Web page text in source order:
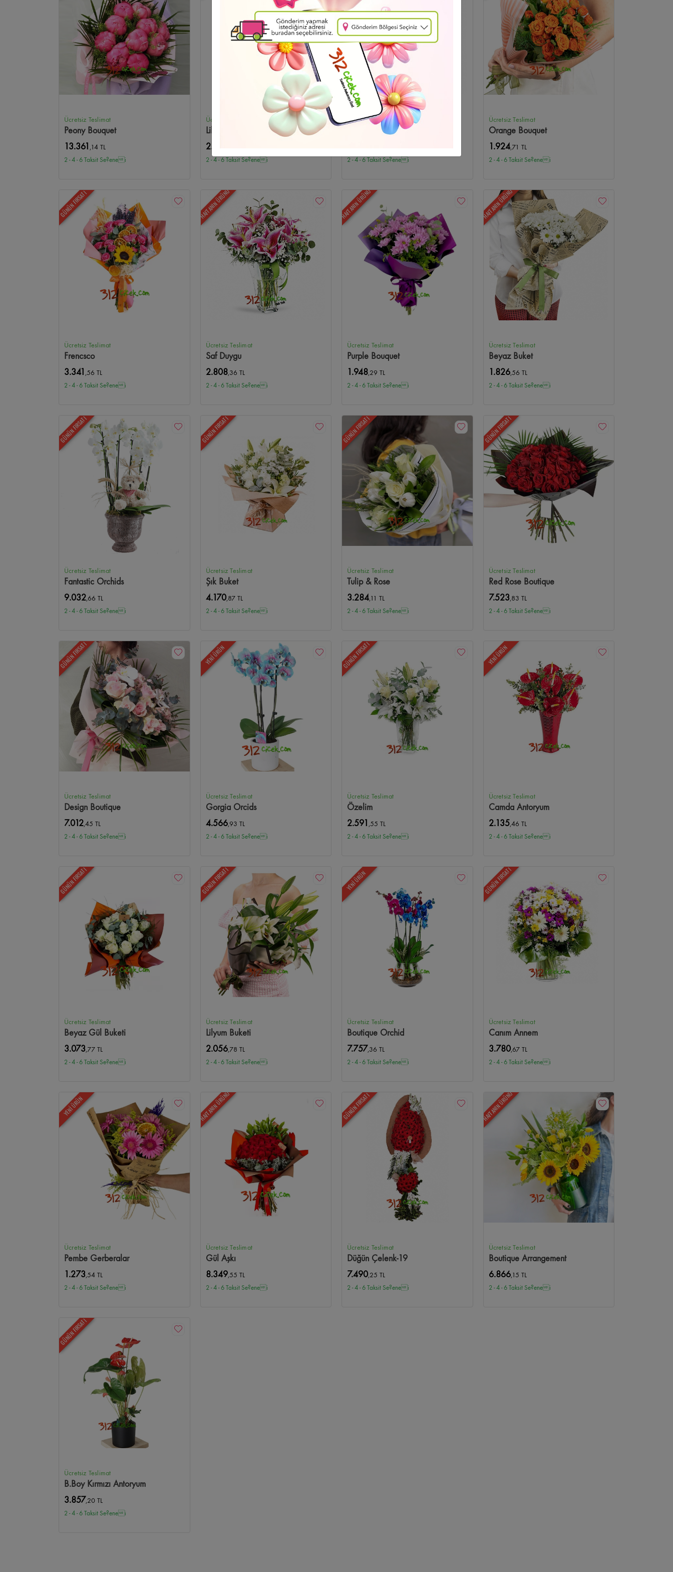
Ayçiçeği Balgat Çiçekçi Açılış/Tören Etimesgut Çiçekçi Düğün Çelenkleri Emek Çiçekçi Özür Dilerim Batıkent Çiçekçi Cenaze Çelenkleri Yıldız Çiçekçi Yeni Bebek/Doğum
Oran Çiçekçi Ferforje Aranjmanlar Eryaman Çiçekçi Cenaze Çelenkleri İndirimli Çiçekler Bahçelievler Çiçekçi Ayın Fırsatları Kişiye Özel Çiçekler Bilkent Çiçekçi
Mevsim Çiçekleri Sıhhıye Çiçekçi Beştepe Çiçekçi Cebeci Çiçekçi Söğütözü Çiçekçi Siteler Çiçekçi Beysukent Çiçekçi Anıttepe Çiçekçi
Gordion Çiçekçi Atakule Çiçekçi Ankamall Çiçekçi Kentpark Çiçekçi
365AVM Çiçekçi Akyurt Çiçekçi Kahraman Kazan Çiçekçi Hüseyingazi Çiçekçi Saray Çiçekçi Atapark Çiçekçi Ufuktepe Çiçekçi
Demetevler Çiçekçi Yenimahalle Çiçekçi Şentepe Çiçekçi Gimat Çiçekçi İvedik OSB Çiçekçi Temelli Çiçekçi Kurtuluş Çiçekçi Kolej Çiçekçi
Altınpark Çiçekçi Seyranbağları Çiçekçi Esat Çiçekçi Sokullu Çiçekçi Çetinemeç Çiçekçi Ahlatlıbel Çiçekçi
Mühye Çiçekçi Taşpınar Çiçekçi Tulumtaş Çiçekçi İlker Çiçekçi Keklikpınarı Çiçekçi Ayrancı Çiçekçi Kavaklıdere Çiçekçi Hoşdere Çiçekçi Turan Güneş Çiçekçi Tunalı Çiçekçi
Tunalı Hilmi Çiçekçi Birlik Mahallesi Çiçekçi Sancak Mahallesi Çiçekçi Kırkkonaklar Çiçekçi Armada Çiçekçi Next Level Çiçekçi Galeria Çiçekçi Bilkent Şehir Hastanesi Çiçekçi
Etlik Şehir Hastanesi Çiçekçi Hamamönü Çiçekçi Aydınlıkevler Çiçekçi Güvenevler Çiçekçi Gülveren Çiçekçi Gülseren Çiçekçi AOÇ Çiçekçi
Güvercinlik Çiçekçi Alacaatlı Çiçekçi Yukarı Yurtçu Çiçekçi Kazım Karabekir Çiçekçi
Ücretsiz Teslimat
Peony Bouquet
13.361 ,14 TL
2 - 4 - 6 Taksit Se?enei
Ücretsiz Teslimat
Lilyum Sevdası
2.363
2 - 4 - 6 Taksit Se?enei
Ücretsiz Teslimat
Düğün Çelenk-10
2 - 4 - 6 Taksit Se?enei
Ücretsiz Teslimat
Orange Bouquet
1.924,71 TL
2 - 4 - 6 Taksit Se?enei
GÜNÜN FIRSATI
Ücretsiz Teslimat
Frencsco
3.341 ,56 TL
2 - 4 - 6 Taksit Se?enei
HAFTANIN ÜRÜNÜ
Ücretsiz Teslimat
Saf Duygu
2.808,36 TL
2 - 4 - 6 Taksit Se?enei
HAFTANIN ÜRÜNÜ
Ücretsiz Teslimat
Purple Bouquet
1.948,29 TL
2 - 4 - 6 Taksit Se?enei
HAFTANIN ÜRÜNÜ
Ücretsiz Teslimat
Beyaz Buket
1.826,56 TL
2 - 4 - 6 Taksit Se?enei
GÜNÜN FIRSATI
Ücretsiz Teslimat
Fantastic Orchids
9.032,66 TL
2 - 4 - 6 Taksit Se?enei
GÜNÜN FIRSATI
Ücretsiz Teslimat
Şık Buket
4.170,87 TL
2 - 4 - 6 Taksit Se?enei
GÜNÜN FIRSATI
Ücretsiz Teslimat
Tulip & Rose
3.284,11 TL
2 - 4 - 6 Taksit Se?enei
GÜNÜN FIRSATI
Ücretsiz Teslimat
Red Rose Boutique
7.523,83 TL
2 - 4 - 6 Taksit Se?enei
GÜNÜN FIRSATI
Ücretsiz Teslimat
Design Boutique
7.012,45 TL
2 - 4 - 6 Taksit Se?enei
YENİ ÜRÜN
Ücretsiz Teslimat
Gorgia Orcids
4.566,93 TL
2 - 4 - 6 Taksit Se?enei
GÜNÜN FIRSATI
Ücretsiz Teslimat
Özelim
2.591 ,55 TL
2 - 4 - 6 Taksit Se?enei
YENİ ÜRÜN
Ücretsiz Teslimat
Camda Antoryum
2.135,46 TL
2 - 4 - 6 Taksit Se?enei
GÜNÜN FIRSATI
Ücretsiz Teslimat
Beyaz Gül Buketi
3.073,77 TL
2 - 4 - 6 Taksit Se?enei
GÜNÜN FIRSATI
Ücretsiz Teslimat
Lilyum Buketi
2.056,78 TL
2 - 4 - 6 Taksit Se?enei
YENİ ÜRÜN
Ücretsiz Teslimat
Boutique Orchid
7.757,36 TL
2 - 4 - 6 Taksit Se?enei
GÜNÜN FIRSATI
Ücretsiz Teslimat
Canım Annem
3.780,67 TL
2 - 4 - 6 Taksit Se?enei
YENİ ÜRÜN
Ücretsiz Teslimat
Pembe Gerberalar
1.273,54 TL
2 - 4 - 6 Taksit Se?enei
HAFTANIN ÜRÜNÜ
Ücretsiz Teslimat
Gül Aşkı
8.349,55 TL
2 - 4 - 6 Taksit Se?enei
GÜNÜN FIRSATI
Ücretsiz Teslimat
Düğün Çelenk-19
7.490,25 TL
2 - 4 - 6 Taksit Se?enei
HAFTANIN ÜRÜNÜ
Ücretsiz Teslimat
Boutique Arrangement
6.866,15 TL
2 - 4 - 6 Taksit Se?enei
GÜNÜN FIRSATI
Ücretsiz Teslimat
B.Boy Kırmızı Antoryum
3.857,20 TL
2 - 4 - 6 Taksit Se?enei